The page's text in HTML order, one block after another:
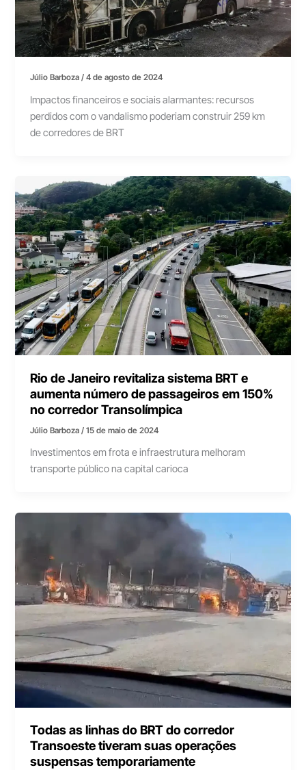
Júlio Barboza/4 de agosto de 2024
Impactos financeiros e sociais alarmantes: recursos
perdidos com o vandalismo poderiam construir 259 km
de corredores de BRT
Rio de Janeiro revitaliza sistema BRT e
aumenta número de passageiros em 150%
no corredor Transolímpica
Júlio Barboza/15 de maio de 2024
Investimentos em frota e infraestrutura melhoram
transporte público na capital carioca
Todas as linhas do BRT do corredor
Transoeste tiveram suas operações
suspensas temporariamente